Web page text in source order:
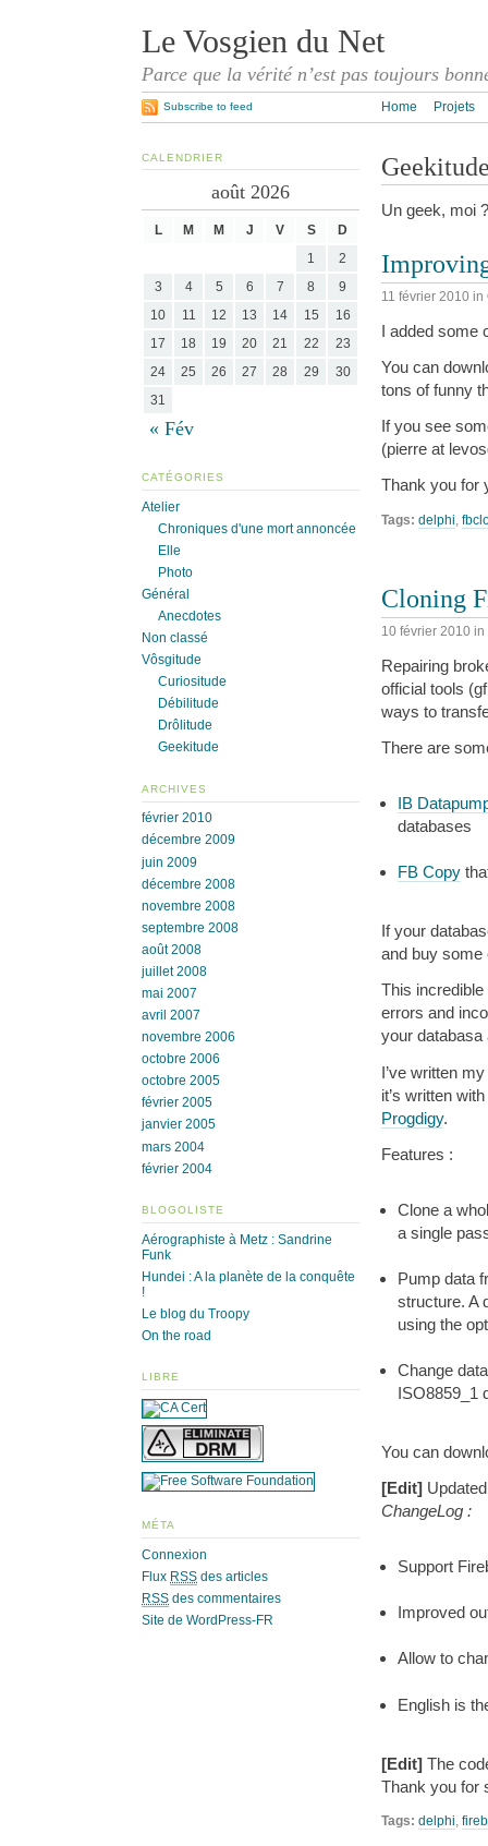
Le Vosgien du Net
Parce que la vérité n’est pas toujours
Home Projets
Subscribe to feed
Un geek, moi ?
11 février 2010 in
I added some
You can
tons of funny
If you see
(pierre at
Thank you for
Tags: delphi
Cloning
10 février 2010 in
Repairing
official tools
ways to
There are
IB
databases
FB Copy
If your
and buy
This
errors and
your databasa
I’ve written
it’s written
Progdigy.
Features :
Clone a
a single
Pump data
structure. A
using the
Change
ISO8859_1
You can
[Edit]
ChangeLog :
Support
Improved
Allow to
English is
[Edit] The
Thank you for
Tags: delphi,
CALENDRIER
août 2026
L M M J V S D
« Fév
1
2
3
4 5 6 7 8
9
10
11 12 13 14 15
16
17
18 19 20 21 22
23
24
25 26 27 28 29
30
31
CATÉGORIES
Atelier
Chroniques d'une mort annoncée
Elle
Photo
Général
Anecdotes
Non classé
Vôsgitude
Curiositude
Débilitude
Drôlitude
Geekitude
ARCHIVES
février 2010
décembre 2009
juin 2009
décembre 2008
novembre 2008
septembre 2008
août 2008
juillet 2008
mai 2007
avril 2007
novembre 2006
octobre 2006
octobre 2005
février 2005
janvier 2005
mars 2004
février 2004
BLOGOLISTE
Aérographiste à Metz : Sandrine
Funk
Hundei : A la planète de la conquête
!
Le blog du Troopy
On the road
LIBRE
MÉTA
Connexion
Flux RSS des articles
RSS des commentaires
Site de WordPress-FR